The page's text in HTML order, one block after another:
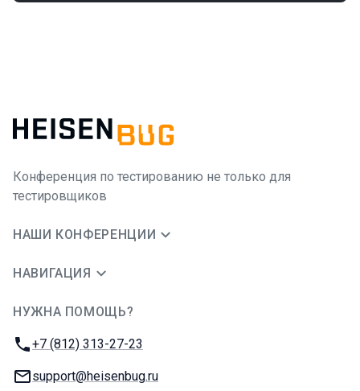
Конференция по тестированию не только для
тестировщиков
НАШИ КОНФЕРЕНЦИИ
НАВИГАЦИЯ
НУЖНА ПОМОЩЬ?
Телефон:
+7 (812) 313-27-23
E-mail:
support@heisenbug.ru